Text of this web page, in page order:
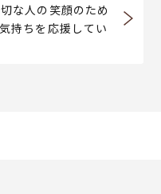
な人の笑顔のため
持ちを応援してい